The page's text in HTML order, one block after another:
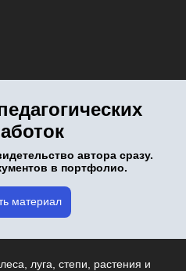
автора сразу.
в портфолио.
материал
луга, степи, растения и